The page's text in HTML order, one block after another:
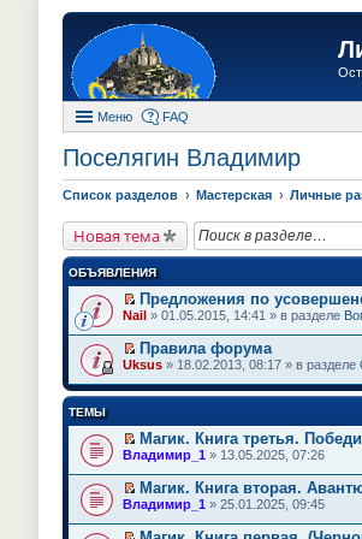
Меню FAQ
Поселягин Владимир
Список разделов Мастерская Личные
Новая тема
ОБЪЯВЛЕНИЯ
П
р
е
й
т
и
п
е
р
о
м
у
н
Предложения по
Nail » 01.05.2015, 14:41 » в разделе
П
р
т
и
к
п
е
р
о
Правила форума
Uksus » 18.02.2013, 08:17 » в разделе
ТЕМЫ
П
р
е
й
т
Магик. Книга третья.
Владимир_1 » 13.05.2025, 07:26
П
р
Магик. Книга вторая.
Владимир_1 » 25.01.2025, 09:45